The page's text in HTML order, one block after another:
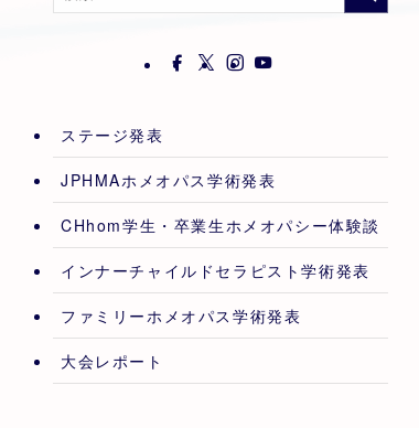
ステージ発表
JPHMAホメオパス学術発表
CHhom学生・卒業生ホメオパシー体験談
インナーチャイルドセラピスト学術発表
ファミリーホメオパス学術発表
大会レポート